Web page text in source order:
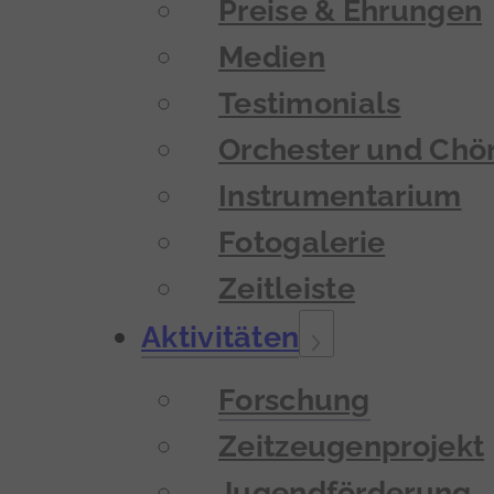
Medien
Testimonials
Orchester und
Instrumentarium
Fotogalerie
Zeitleiste
Aktivitäten
Forschung
Zeitzeugenprojekt